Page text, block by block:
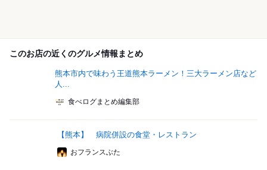
このお店の近くのグルメ情報まとめ
熊本市内で味わう王道熊本ラーメン！三大ラーメン店など
人...
食べログまとめ編集部
【熊本】 病院併設の食堂・レストラン
おフランスぶた